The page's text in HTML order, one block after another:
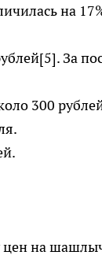
на
За
300
на